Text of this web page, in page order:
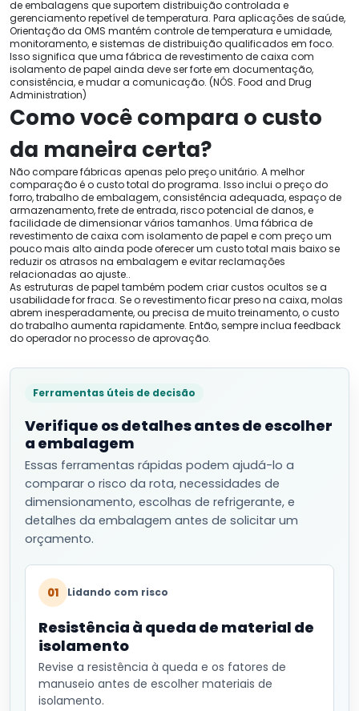
de embalagens que suportem distribuição controlada e
gerenciamento repetível de temperatura. Para aplicações de saúde,
Orientação da OMS mantém controle de temperatura e umidade,
monitoramento, e sistemas de distribuição qualificados em foco.
Isso significa que uma fábrica de revestimento de caixa com
isolamento de papel ainda deve ser forte em documentação,
consistência, e mudar a comunicação. (NÓS. Food and Drug
Administration)
Como você compara o custo
da maneira certa?
Não compare fábricas apenas pelo preço unitário. A melhor
comparação é o custo total do programa. Isso inclui o preço do
forro, trabalho de embalagem, consistência adequada, espaço de
armazenamento, frete de entrada, risco potencial de danos, e
facilidade de dimensionar vários tamanhos. Uma fábrica de
revestimento de caixa com isolamento de papel e com preço um
pouco mais alto ainda pode oferecer um custo total mais baixo se
reduzir os atrasos na embalagem e evitar reclamações
relacionadas ao ajuste..
As estruturas de papel também podem criar custos ocultos se a
usabilidade for fraca. Se o revestimento ficar preso na caixa, molas
abrem inesperadamente, ou precisa de muito treinamento, o custo
do trabalho aumenta rapidamente. Então, sempre inclua feedback
do operador no processo de aprovação.
Ferramentas úteis de decisão
Verifique os detalhes antes de escolher
a embalagem
Essas ferramentas rápidas podem ajudá-lo a
comparar o risco da rota, necessidades de
dimensionamento, escolhas de refrigerante, e
detalhes da embalagem antes de solicitar um
orçamento.
01 Lidando com risco
Resistência à queda de material de
isolamento
Revise a resistência à queda e os fatores de
manuseio antes de escolher materiais de
isolamento.